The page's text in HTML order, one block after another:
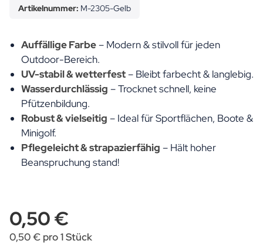
Artikelnummer: M-2305-Gelb
Auffällige Farbe– Modern & stilvoll für jeden
Outdoor-Bereich.
UV-stabil & wetterfest– Bleibt farbecht & langlebig.
Wasserdurchlässig – Trocknet schnell, keine
Pfützenbildung.
Robust & vielseitig – Ideal für Sportflächen, Boote &
Minigolf.
Pflegeleicht & strapazierfähig – Hält hoher
Beanspruchung stand!
0,50 €
0,50 € pro 1 Stück